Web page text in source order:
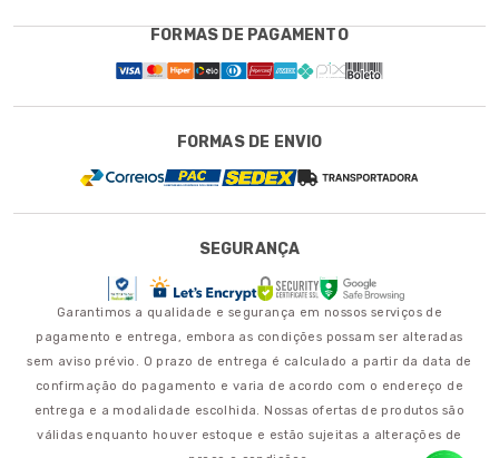
FORMAS DE PAGAMENTO
FORMAS DE ENVIO
SEGURANÇA
Garantimos a qualidade e segurança em nossos serviços de
pagamento e entrega, embora as condições possam ser alteradas
sem aviso prévio. O prazo de entrega é calculado a partir da data de
confirmação do pagamento e varia de acordo com o endereço de
entrega e a modalidade escolhida. Nossas ofertas de produtos são
válidas enquanto houver estoque e estão sujeitas a alterações de